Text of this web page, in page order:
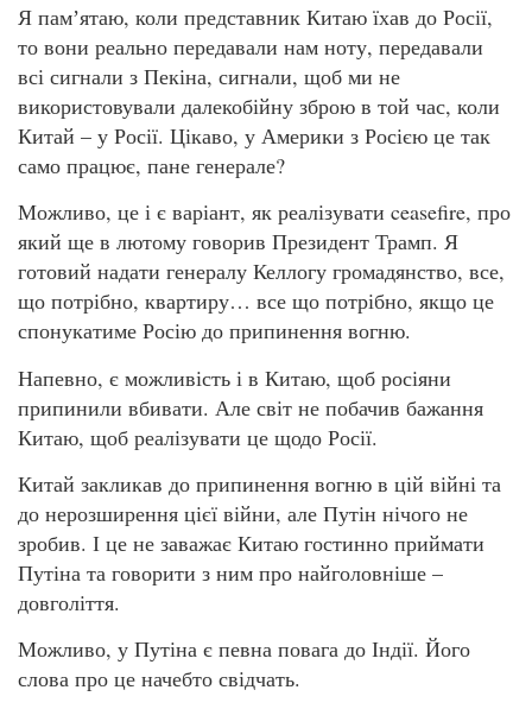
Я памʼятаю, коли представник Китаю їхав до Росії,
то вони реально передавали нам ноту, передавали
всі сигнали з Пекіна, сигнали, щоб ми не
використовували далекобійну зброю в той час, коли
Китай – у Росії. Цікаво, у Америки з Росією це так
само працює, пане генерале?
Можливо, це і є варіант, як реалізувати ceasefire, про
який ще в лютому говорив Президент Трамп. Я
готовий надати генералу Келлогу громадянство, все,
що потрібно, квартиру… все що потрібно, якщо це
спонукатиме Росію до припинення вогню.
Напевно, є можливість і в Китаю, щоб росіяни
припинили вбивати. Але світ не побачив бажання
Китаю, щоб реалізувати це щодо Росії.
Китай закликав до припинення вогню в цій війні та
до нерозширення цієї війни, але Путін нічого не
зробив. І це не заважає Китаю гостинно приймати
Путіна та говорити з ним про найголовніше –
довголіття.
Можливо, у Путіна є певна повага до Індії. Його
слова про це начебто свідчать.